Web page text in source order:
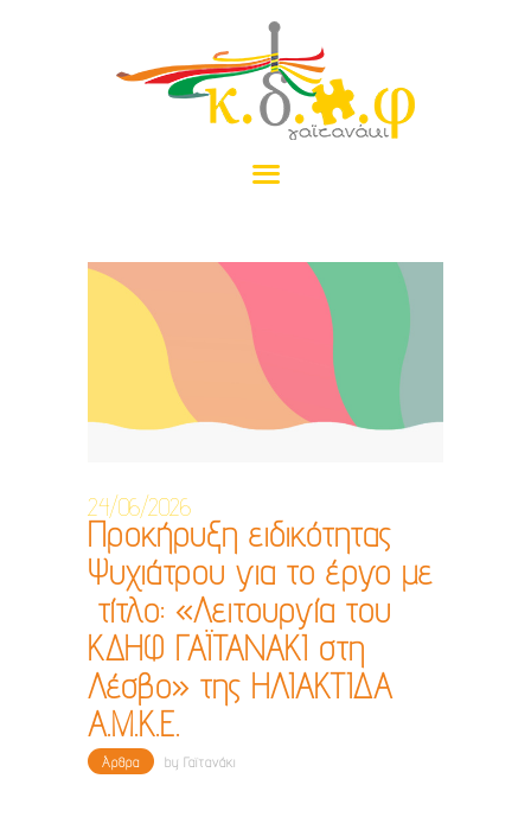
ΝΈΑ
ΠΡΑΜΑΤΈΛΙΑ
ΕΠΙΚΟΙΝΩΝΊΑ
ΔΩΡΕΆ
24/06/2026
Προκήρυξη ειδικότητας
Ψυχιάτρου για το έργο με
τίτλο: «Λειτουργία του
ΚΔΗΦ ΓΑΪΤΑΝΑΚΙ στη
Λέσβο» της ΗΛΙΑΚΤΙΔΑ
Α.Μ.Κ.Ε.
Άρθρα by Γαϊτανάκι